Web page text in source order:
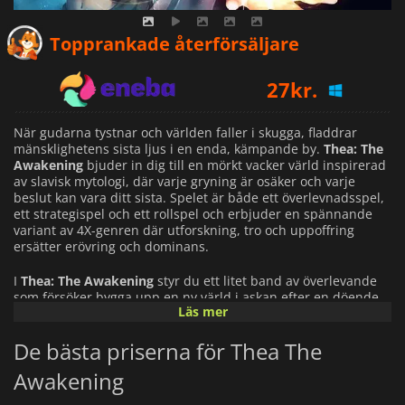
Topprankade återförsäljare
24kr.
27kr.
31kr.
När gudarna tystnar och världen faller i skugga, fladdrar
mänsklighetens sista ljus i en enda, kämpande by. Thea: The
Awakening bjuder in dig till en mörkt vacker värld inspirerad
av slavisk mytologi, där varje gryning är osäker och varje
beslut kan vara ditt sista. Spelet är både ett överlevnadsspel,
ett strategispel och ett rollspel och erbjuder en spännande
variant av 4X-genren där utforskning, tro och uppoffring
ersätter erövring och dominans.
I Thea: The Awakening styr du ett litet band av överlevande
som försöker bygga upp en ny värld i askan efter en döende
värld. Ditt folk förlitar sig på dig, en nyligen återuppväckt
försvara dem mot fasor som föds ur det eviga mörkret. Varje
resurs räknas, varje måltid är viktig och varje val formar deras
öde.
Läs mer
De bästa priserna för Thea The
Awakening